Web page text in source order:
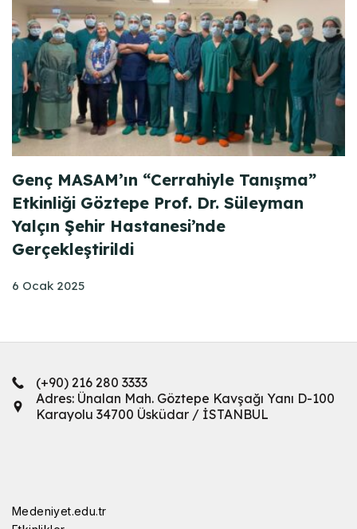
Genç MASAM’ın “Cerrahiyle Tanışma”
Etkinliği Göztepe Prof. Dr. Süleyman
Yalçın Şehir Hastanesi’nde
Gerçekleştirildi
6 Ocak 2025
(+90) 216 280 3333
Adres: Ünalan Mah. Göztepe Kavşağı Yanı D-100
Karayolu 34700 Üsküdar / İSTANBUL
Medeniyet.edu.tr